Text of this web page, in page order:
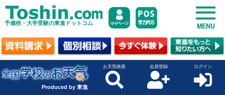
予備校・大学受験の東進ドットコム MENU
Produced by 東進
お天気検索 会員登録 ログイン